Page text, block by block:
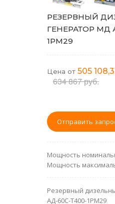
РЕЗЕРВНЫЙ
ГЕНЕРАТОР МД
1РМ29
Цена от 505
634 867 руб.
Отправить
Мощность
Мощность
Резервный
АД-60С-Т400-1РМ29